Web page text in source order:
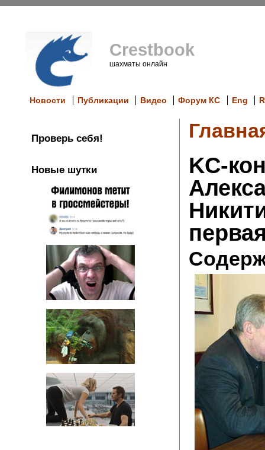
Crestbook
шахматы онлайн
Новости Публикации Видео Форум КС Eng
Проверь себя!
Новые шутки
KC-